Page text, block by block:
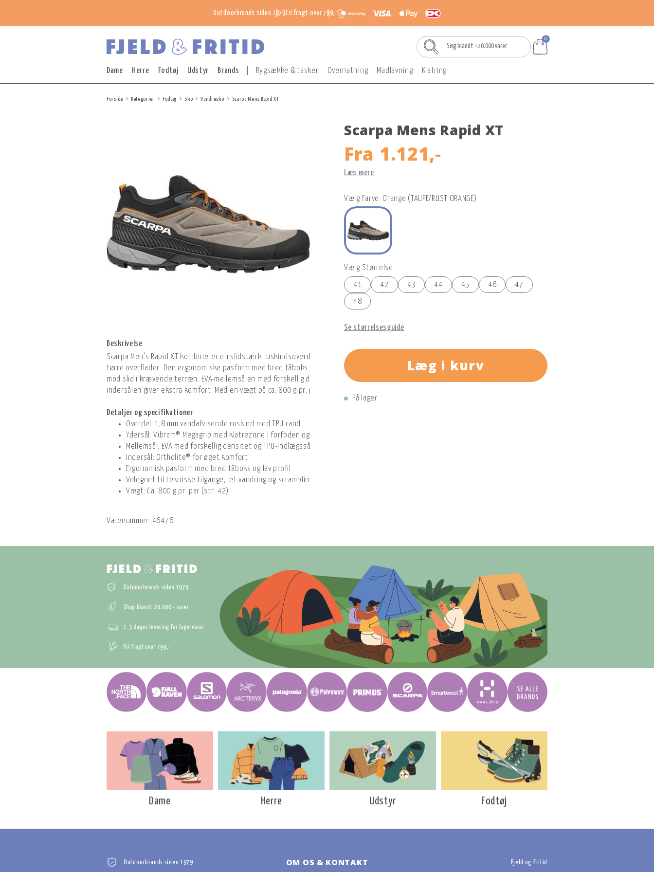
Outdoorbrands siden 1979 Fri fragt over 799,-
0
Dame Herre Fodtøj Udstyr Brands Rygsække & tasker Overnatning Madlavning Klatring
Forside Kategorier Fodtøj Sko Vandresko Scarpa Mens Rapid XT
Beskrivelse
Scarpa Men's Rapid XT kombinerer en slidstærk ruskindsoverdel med en Vibram® Megagrip-ydersål, der sikrer fremragende greb på både våde og
tørre overflader. Den ergonomiske pasform med bred tåboks og lav profil giver både komfort og præcision, mens den fulde TPU-rand beskytter
mod slid i krævende terræn. EVA-mellemsålen med forskellig densitet og TPU-indlægssål sørger for stødabsorbering og stabilitet, og Ortholite®-
indersålen giver ekstra komfort. Med en vægt på ca. 800 g pr. par (str. 42) er Rapid XT velegnet til tekniske tilgange, let scrambling og daglig brug.
Detaljer og specifikationer
Overdel: 1,8 mm vandafvisende ruskind med TPU-rand
Ydersål: Vibram® Megagrip med klatrezone i forfoden og bremsezone i hælen
Mellemsål: EVA med forskellig densitet og TPU-indlægssål for stødabsorbering og stabilitet
Indersål: Ortholite® for øget komfort
Ergonomisk pasform med bred tåboks og lav profil
Velegnet til tekniske tilgange, let vandring og scrambling
Vægt: Ca. 800 g pr. par (str. 42)
Varenummer: 46476
Scarpa Mens Rapid XT
Fra 1.121,-
Læs mere
Vælg Farve: Orange (TAUPE/RUST ORANGE)
Vælg Størrelse
41 42 43 44 45 46
47
48
Se størrelsesguide
Læg i kurv
På lager
Dame Herre Udstyr Fodtøj
Outdoorbrands siden 1979 OM OS & KONTAKT Fjeld og Fritid